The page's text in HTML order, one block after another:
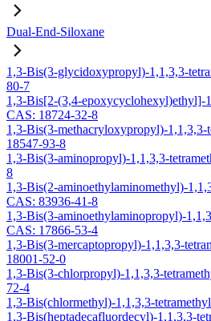
Dual-End-Siloxane
1,3-Bis(3-glycidoxypropyl)-1,1,3,3-
80-7
1,3-Bis[2-(3,4-epoxycyclohexyl)ethyl]-
CAS: 18724-32-8
1,3-Bis(3-methacryloxypropyl)-
18547-93-8
1,3-Bis(3-aminopropyl)-1,1,3,3-
8
1,3-Bis(2-aminoethylaminomethyl)-
CAS: 83936-41-8
1,3-Bis(3-aminoethylaminopropyl)-
CAS: 17866-53-4
1,3-Bis(3-mercaptopropyl)-1,1,3,3-
18001-52-0
1,3-Bis(3-chlorpropyl)-1,1,3,3-
72-4
1,3-Bis(chlormethyl)-1,1,3,3-
1,3-Bis(heptadecafluordecyl)-1,1,3,3-